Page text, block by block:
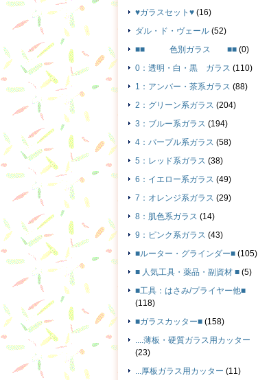
♥ガラスセット♥ (16)
ダル・ド・ヴェール (52)
■■ 色別ガラス ■■ (0)
0：透明・白・黒 ガラス (110)
1：アンバー・茶系ガラス (88)
2：グリーン系ガラス (204)
3：ブルー系ガラス (194)
4：パープル系ガラス (58)
5：レッド系ガラス (38)
6：イエロー系ガラス (49)
7：オレンジ系ガラス (29)
8：肌色系ガラス (14)
9：ピンク系ガラス (43)
■ルーター・グラインダー■ (105)
■ 人気工具・薬品・副資材 ■ (5)
■工具：はさみ/プライヤー他■
(118)
■ガラスカッター■ (158)
....薄板・硬質ガラス用カッター
(23)
...厚板ガラス用カッター (11)